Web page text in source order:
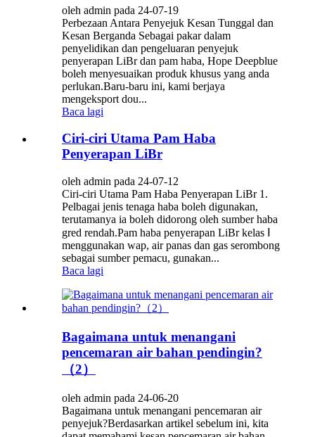
oleh admin pada 24-07-19
Perbezaan Antara Penyejuk Kesan Tunggal dan
Kesan Berganda Sebagai pakar dalam
penyelidikan dan pengeluaran penyejuk
penyerapan LiBr dan pam haba, Hope Deepblue
boleh menyesuaikan produk khusus yang anda
perlukan.Baru-baru ini, kami berjaya
mengeksport dou...
Baca lagi
Ciri-ciri Utama Pam Haba
Penyerapan LiBr
oleh admin pada 24-07-12
Ciri-ciri Utama Pam Haba Penyerapan LiBr 1.
Pelbagai jenis tenaga haba boleh digunakan,
terutamanya ia boleh didorong oleh sumber haba
gred rendah.Pam haba penyerapan LiBr kelas Ⅰ
menggunakan wap, air panas dan gas serombong
sebagai sumber pemacu, gunakan...
Baca lagi
Bagaimana untuk menangani
pencemaran air bahan pendingin?
（2）
oleh admin pada 24-06-20
Bagaimana untuk menangani pencemaran air
penyejuk?Berdasarkan artikel sebelum ini, kita